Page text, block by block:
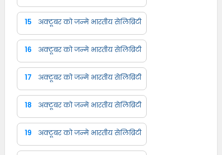
15 अक्टूबर को जन्मे भारतीय सेलिब्रिटी
16 अक्टूबर को जन्मे भारतीय सेलिब्रिटी
17 अक्टूबर को जन्मे भारतीय सेलिब्रिटी
18 अक्टूबर को जन्मे भारतीय सेलिब्रिटी
19 अक्टूबर को जन्मे भारतीय सेलिब्रिटी